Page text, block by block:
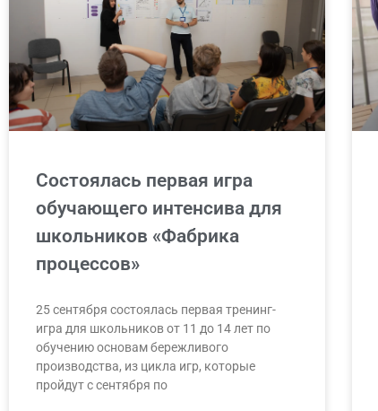
Состоялась первая игра
обучающего интенсива для
школьников «Фабрика
процессов»
25 сентября состоялась первая тренинг-
игра для школьников от 11 до 14 лет по
обучению основам бережливого
производства, из цикла игр, которые
пройдут с сентября по